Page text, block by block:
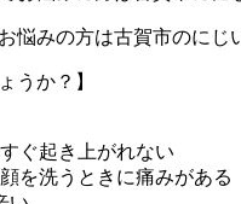
みの方は古賀市のにじ
うか？】
ぐ起き上がれない
を洗うときに痛みがある